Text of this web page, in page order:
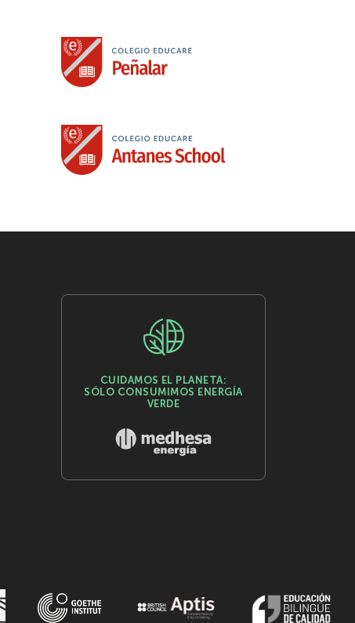
CUIDAMOS EL PLANETA:
SÓLO CONSUMIMOS ENERGÍA
VERDE